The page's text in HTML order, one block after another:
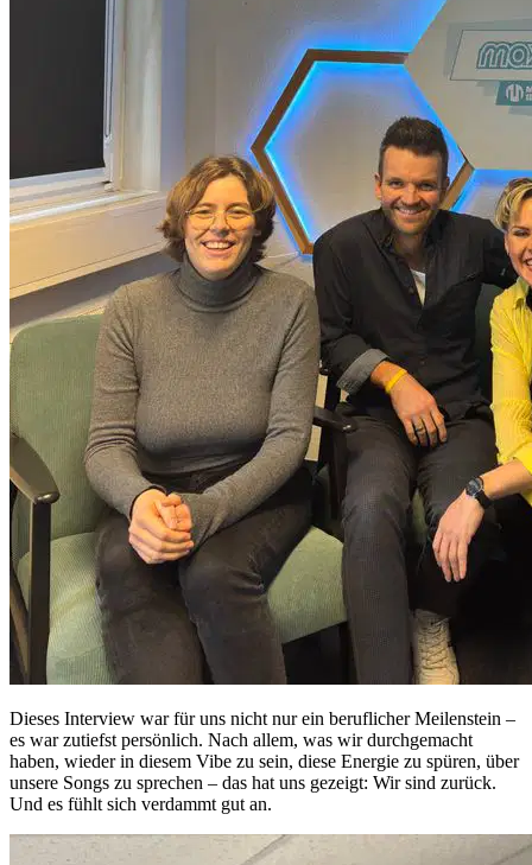
Dieses Interview war für uns nicht nur ein beruflicher Meilenstein –
es war zutiefst persönlich. Nach allem, was wir durchgemacht
haben, wieder in diesem Vibe zu sein, diese Energie zu spüren, über
unsere Songs zu sprechen – das hat uns gezeigt: Wir sind zurück.
Und es fühlt sich verdammt gut an.